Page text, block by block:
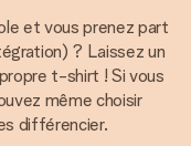
et vous prenez part
? Laissez un
t-shirt ! Si vous
même choisir
différencier.